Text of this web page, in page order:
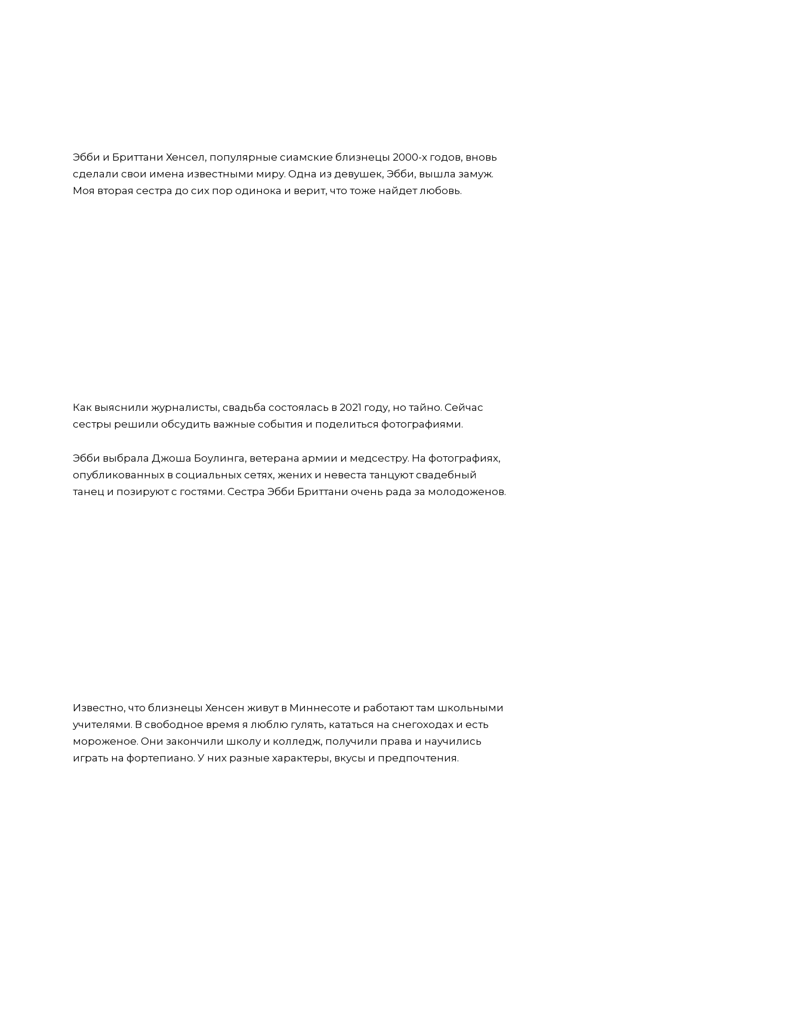
Эбби и Бриттани Хенсел, популярные сиамские близнецы 2000-х годов, вновь
сделали свои имена известными миру. Одна из девушек, Эбби, вышла замуж.
Моя вторая сестра до сих пор одинока и верит, что тоже найдет любовь.
Как выяснили журналисты, свадьба состоялась в 2021 году, но тайно. Сейчас
сестры решили обсудить важные события и поделиться фотографиями.
Эбби выбрала Джоша Боулинга, ветерана армии и медсестру. На фотографиях,
опубликованных в социальных сетях, жених и невеста танцуют свадебный
танец и позируют с гостями. Сестра Эбби Бриттани очень рада за молодоженов.
Известно, что близнецы Хенсен живут в Миннесоте и работают там школьными
учителями. В свободное время я люблю гулять, кататься на снегоходах и есть
мороженое. Они закончили школу и колледж, получили права и научились
играть на фортепиано. У них разные характеры, вкусы и предпочтения.